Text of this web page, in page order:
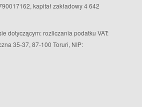
kapitał zakładowy 4 642
dotyczącym: rozliczania podatku VAT:
35-37, 87-100 Toruń, NIP: